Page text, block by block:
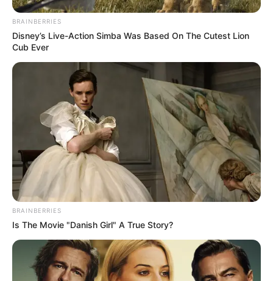
Sinopsis Sweet Girl, Aksi
Balas Dendam Jason
Momoa Lindungi Putrinya
John David Washington
Perburuan
Sinopsis Vivo, Perjalanan
Seekor Kinkajou Demi
Nyanyikan Lagu Cinta
Sinopsis The Swarm,
Teror Mengerikan
Belalang Haus Darah
BRAINBERRIES
Disney’s Live-Action Simba Was Based On The Cutest Lion
Cub Ever
BRAINBERRIES
Is The Movie "Danish Girl" A True Story?